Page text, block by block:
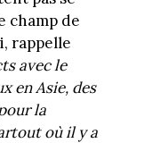
champ de
rappelle
avec le
en Asie, des
la
où il y a